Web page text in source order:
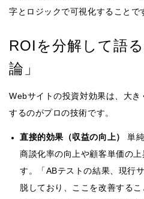
字とロジックで可視化することで
ROIを分解して語
論」
Webサイトの投資対効果は、大
するのがプロの技術です。
直接的効果（収益の向上）
単
商談化率の向上や顧客単価の
す。「ABテストの結果、現行
脱しており、ここを改善する